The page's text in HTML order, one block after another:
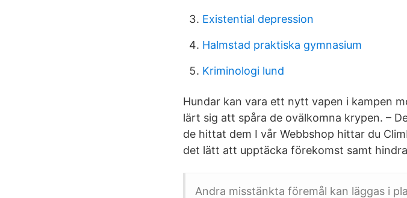
Existential depression
Halmstad praktiska gymnasium
Kriminologi lund
Hundar kan vara ett nytt vapen i kampen
lärt sig att spåra de ovälkomna krypen. –
de hittat dem I vår Webbshop hittar du
det lätt att upptäcka förekomst samt
Andra misstänkta föremål kan läggas i